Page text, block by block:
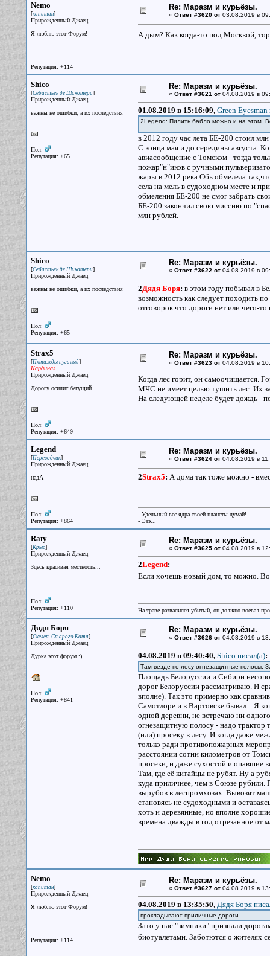
Nemo
[капитан]
Прирожденный Джаец
Я люблю этот Форум!
Репутация: +114
Re: Маразм и курьёзы.
« Ответ #3620 от03.08.2019 в
А дым? Как когда-то под Москвой,
Shico
[Себастьен де Шикотери]
Прирожденный Джаец
важны не ошибки, а их последствия
Пол:
Репутация: +65
Re: Маразм и курьёзы.
« Ответ #3621 от04.08.2019 в
01.08.2019 в 15:16:09, Green Eyesman
2Legend: Пилить бабло можно и на этом.
в 2012 году час лета БЕ-200 стоил
С конца мая и до середины августа.
авиасообщение с Томском - тогда
пожар"н"иков с ручными
жары в 2012 река Обь обмелела
села на мель в судоходном месте и
обмеления БЕ-200 не смог забрать
БЕ-200 закончил свою миссию по
млн рублей.
Shico
[Себастьен де Шикотери]
Прирожденный Джаец
важны не ошибки, а их последствия
Пол:
Репутация: +65
Re: Маразм и курьёзы.
« Ответ #3622 от04.08.2019 в
2Дядя Боря: в этом году побывал в
возможность как следует походить
отговорок что дороги нет или чего-то
Strax5
[Пятижды пуганый]
Кардинал
Прирожденный Джаец
Дорогу осилит бегущий
Пол:
Репутация: +649
Re: Маразм и курьёзы.
« Ответ #3623 от04.08.2019 в
Когда лес горит, он самоочищается.
МЧС не имеет целью тушить лес. Их
На следующей неделе будет дождь -
Legend
[Переводчик]
Прирожденный Джаец
надА
Пол:
Репутация: +864
Re: Маразм и курьёзы.
« Ответ #3624 от04.08.2019 в
2Strax5: А дома так тоже можно -
- Удельный вес ядра твоей планеты думай!
- Эээ...
Raty
[Крыс]
Прирожденный Джаец
Здесь красивая местность...
Пол:
Репутация: +110
Re: Маразм и курьёзы.
« Ответ #3625 от04.08.2019 в
2Legend:
Если хочешь новый дом, то можно. Во
На траве развалился убитый, он должно воевал
Дядя Боря
[Скелет Старого Кота]
Прирожденный Джаец
Дурка этот форум :)
Пол:
Репутация: +841
Re: Маразм и курьёзы.
« Ответ #3626 от04.08.2019 в
04.08.2019 в 09:40:40, Shico писал(a):
Там везде по лесу огнезащитные полосы.
Площадь Белоруссии и Сибири
дорог Белоруссии рассматриваю. И
вполне). Так это примерно как
Самотлоре и в Вартовске бывал... Я
одной деревни, не встречаю ни
огнезащитную полосу - надо трактор
(или) просеку в лесу. И когда даже
только ради противопожарных
расстоянии сотни километров от
просеки, и даже сухостой и опавшие
Там, где её китайцы не рубят. Ну а
куда приличнее, чем в Союзе рубили.
вырубов в леспромхозах. Вывозят
становясь не судоходными и
хоть и деревянные, но вполне
времена дважды в год отрезанное от
Nemo
[капитан]
Прирожденный Джаец
Я люблю этот Форум!
Репутация: +114
Re: Маразм и курьёзы.
« Ответ #3627 от04.08.2019 в
04.08.2019 в 13:35:50, Дядя Боря
прокладывают приличные дороги
Зато у нас "зимники" признали
биотуалетами. Заботются о жителях